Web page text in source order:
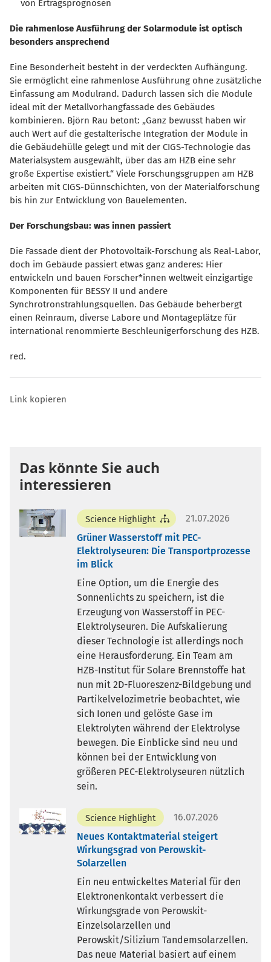
von Ertragsprognosen
Die rahmenlose Ausführung der Solarmodule ist optisch
besonders ansprechend
Eine Besonderheit besteht in der verdeckten Aufhängung.
Sie ermöglicht eine rahmenlose Ausführung ohne zusätzliche
Einfassung am Modulrand. Dadurch lassen sich die Module
ideal mit der Metallvorhangfassade des Gebäudes
kombinieren. Björn Rau betont: „Ganz bewusst haben wir
auch Wert auf die gestalterische Integration der Module in
die Gebäudehülle gelegt und mit der CIGS-Technologie das
Materialsystem ausgewählt, über das am HZB eine sehr
große Expertise existiert.“ Viele Forschungsgruppen am HZB
arbeiten mit CIGS-Dünnschichten, von der Materialforschung
bis hin zur Entwicklung von Bauelementen.
Der Forschungsbau: was innen passiert
Die Fassade dient der Photovoltaik-Forschung als Real-Labor,
doch im Gebäude passiert etwas ganz anderes: Hier
entwickeln und bauen Forscher*innen weltweit einzigartige
Komponenten für BESSY II und andere
Synchrotronstrahlungsquellen. Das Gebäude beherbergt
einen Reinraum, diverse Labore und Montageplätze für
international renommierte Beschleunigerforschung des HZB.
red.
Link kopieren
Das könnte Sie auch
interessieren
Science Highlight
21.07.2026
Grüner Wasserstoff mit PEC-
Elektrolyseuren: Die Transportprozesse
im Blick
Eine Option, um die Energie des
Sonnenlichts zu speichern, ist die
Erzeugung von Wasserstoff in PEC-
Elektrolyseuren. Die Aufskalierung
dieser Technologie ist allerdings noch
eine Herausforderung. Ein Team am
HZB-Institut für Solare Brennstoffe hat
nun mit 2D-Fluoreszenz-Bildgebung und
Partikelvelozimetrie beobachtet, wie
sich Ionen und gelöste Gase im
Elektrolyten während der Elektrolyse
bewegen. Die Einblicke sind neu und
können bei der Entwicklung von
größeren PEC-Elektrolyseuren nützlich
sein.
Science Highlight
16.07.2026
Neues Kontaktmaterial steigert
Wirkungsgrad von Perowskit-
Solarzellen
Ein neu entwickeltes Material für den
Elektronenkontakt verbessert die
Wirkungsgrade von Perowskit-
Einzelsolarzellen und
Perowskit/Silizium Tandemsolarzellen.
Das neue Material basiert auf einem